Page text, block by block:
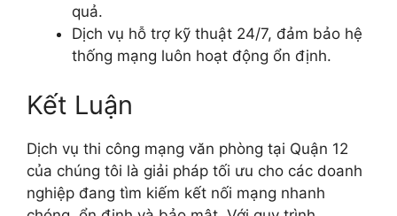
quả.
Dịch vụ hỗ trợ kỹ thuật 24/7, đảm bảo hệ
thống mạng luôn hoạt động ổn định.
Kết Luận
Dịch vụ thi công mạng văn phòng tại Quận 12
của chúng tôi là giải pháp tối ưu cho các doanh
nghiệp đang tìm kiếm kết nối mạng nhanh